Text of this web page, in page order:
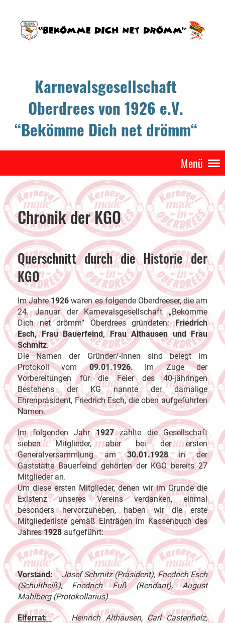
Karnevalsgesellschaft
Oberdrees von 1926 e.V.
“Bekömme Dich net drömm“
Menü
Chronik der KGO
Querschnitt durch die Historie der
KGO
Im Jahre1926 waren es folgende Oberdreeser, die am
24. Januar der Karnevalsgesellschaft „Bekömme
Dich net drömm“ Oberdrees gründeten:Friedrich
Esch, Frau Bauerfeind, Frau Althausen und Frau
Schmitz.
Die Namen der Gründer/-innen sind belegt im
Protokoll vom09.01.1926. Im Zuge der
Vorbereitungen für die Feier des 40-jähringen
Bestehens der KG nannte der damalige
Ehrenpräsident, Friedrich Esch, die oben aufgeführten
Namen.
Im folgenden Jahr1927zählte die Gesellschaft
sieben Mitglieder, aber bei der ersten
Generalversammlung am30.01.1928in der
Gaststätte Bauerfeind gehörten der KGO bereits 27
Mitglieder an.
Um diese ersten Mitglieder, denen wir im Grunde die
Existenz unseres Vereins verdanken, einmal
besonders hervorzuheben, haben wir die erste
Mitgliederliste gemäß Einträgen im Kassenbuch des
Jahres1928 aufgeführt:
Vorstand:
Josef Schmitz (Präsident), Friedrich Esch
(Schultheiß), Friedrich Fuß (Rendant), August
Mahlberg (Protokollarius)
Elferrat:
Heinrich Althausen, Carl Castenholz,